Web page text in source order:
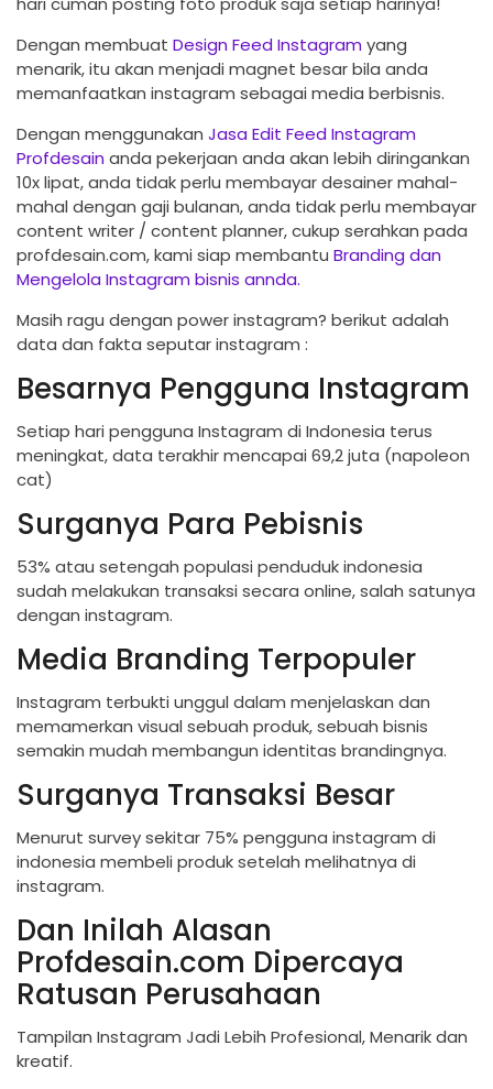
Dengan membuat Design Feed Instagram yang
menarik, itu akan menjadi magnet besar bila anda
memanfaatkan instagram sebagai media berbisnis.
Dengan menggunakan Jasa Edit Feed Instagram
Profdesain anda pekerjaan anda akan lebih diringankan
10x lipat, anda tidak perlu membayar desainer mahal-
mahal dengan gaji bulanan, anda tidak perlu membayar
content writer / content planner, cukup serahkan pada
profdesain.com, kami siap membantu Branding dan
Mengelola Instagram bisnis annda.
Masih ragu dengan power instagram? berikut adalah
data dan fakta seputar instagram :
Besarnya Pengguna Instagram
Setiap hari pengguna Instagram di Indonesia terus
meningkat, data terakhir mencapai 69,2 juta (napoleon
cat)
Surganya Para Pebisnis
53% atau setengah populasi penduduk indonesia
sudah melakukan transaksi secara online, salah satunya
dengan instagram.
Media Branding Terpopuler
Instagram terbukti unggul dalam menjelaskan dan
memamerkan visual sebuah produk, sebuah bisnis
semakin mudah membangun identitas brandingnya.
Surganya Transaksi Besar
Menurut survey sekitar 75% pengguna instagram di
indonesia membeli produk setelah melihatnya di
instagram.
Dan Inilah Alasan
Profdesain.com Dipercaya
Ratusan Perusahaan
Tampilan Instagram Jadi Lebih Profesional, Menarik dan
kreatif.